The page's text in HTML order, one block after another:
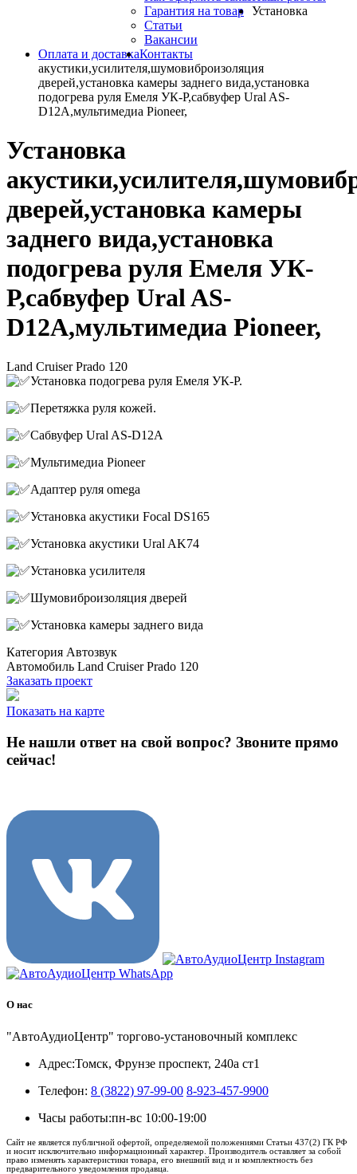
Гарантия на товар
Статьи
Вакансии
Оплата и доставкаКонтакты
Установка
акустики,усилителя,шумовиброизоляция
дверей,установка камеры заднего вида,установка
подогрева руля Емеля УК-Р,сабвуфер Ural AS-
D12A,мультимедиа Pioneer,
Установка
дверей,установка камеры
заднего вида,установка
подогрева руля Емеля УК-
Р,сабвуфер Ural AS-
D12A,мультимедиа Pioneer,
Land Cruiser Prado 120
Установка подогрева руля Емеля УК-Р.
Перетяжка руля кожей.
Сабвуфер Ural AS-D12A
Мультимедиа Pioneer
Адаптер руля omega
Установка акустики Focal DS165
Установка акустики Ural AK74
Установка усилителя
Шумовиброизоляция дверей
Установка камеры заднего вида
Категория Автозвук
Автомобиль Land Cruiser Prado 120
Заказать проект
Показать на карте
Не нашли ответ на свой вопрос? Звоните прямо
сейчас!
О нас
"АвтоАудиоЦентр" торгово-установочный комплекс
Адрес:Томск, Фрунзе проспект, 240а ст1
Телефон: 8 (3822) 97-99-00 8-923-457-9900
Часы работы:пн-вс 10:00-19:00
Сайт не является публичной офертой, определяемой положениями Статьи 437(2) ГК РФ
и носит исключительно информационный характер. Производитель оставляет за собой
право изменять характеристики товара, его внешний вид и и комплектность без
предварительного уведомления продавца.